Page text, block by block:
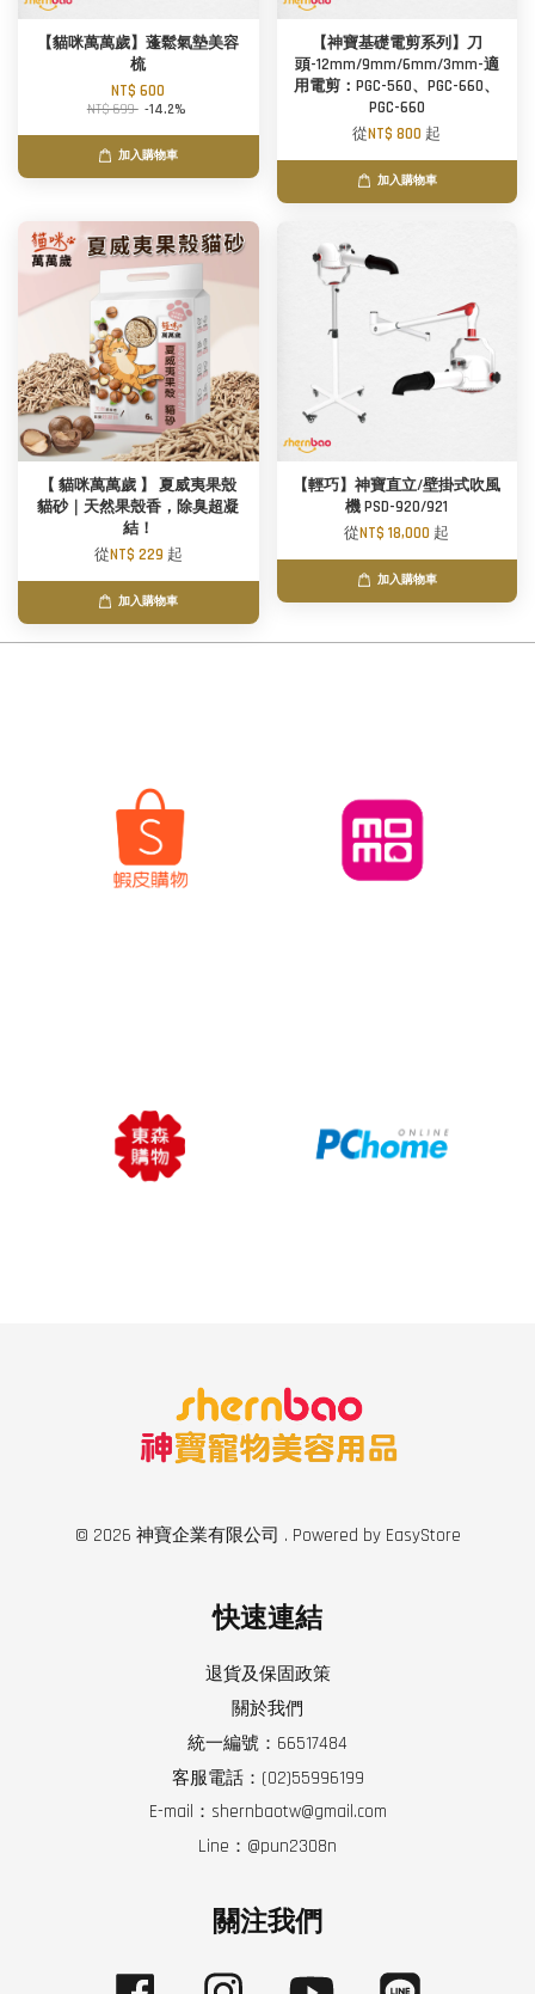
【貓咪萬萬歲】蓬鬆氣墊美容
梳
NT$ 600
NT$ 699 -14.2%
加入購物車
【神寶基礎電剪系列】刀
頭-12mm/9mm/6mm/3mm-適
用電剪：PGC-560、PGC-660、
PGC-660
從NT$ 800 起
加入購物車
【 貓咪萬萬歲 】 夏威夷果殼
貓砂｜天然果殼香，除臭超凝
結！
從NT$ 229 起
加入購物車
【輕巧】神寶直立/壁掛式吹風
機 PSD-920/921
從NT$ 18,000 起
加入購物車
© 2026 神寶企業有限公司 . Powered by EasyStore
快速連結
退貨及保固政策
關於我們
統一編號：66517484
客服電話：(02)55996199
E-mail：shernbaotw@gmail.com
Line：@pun2308n
關注我們
Facebook Instagram YouTube